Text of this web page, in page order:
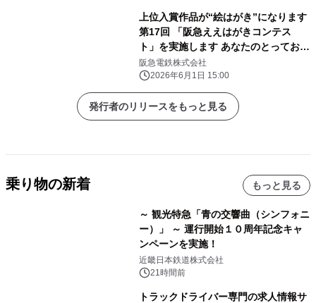
上位入賞作品が“絵はがき”になります
第17回 「阪急ええはがきコンテス
ト」を実施します あなたのとっておき
の場所や風景を募集！
阪急電鉄株式会社
2026年6月1日 15:00
発行者のリリースをもっと見る
乗り物の新着 もっと見る
～ 観光特急「青の交響曲（シンフォニ
ー）」 ～ 運行開始１０周年記念キャ
ンペーンを実施！
近畿日本鉄道株式会社
21時間前
トラックドライバー専門の求人情報サ